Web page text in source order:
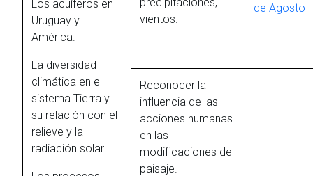
Los acuíferos en
Uruguay y
América.
La diversidad
climática en el
sistema Tierra y
su relación con el
relieve y la
radiación solar.
precipitaciones,
vientos.
de Agosto
Reconocer la
influencia de las
acciones humanas
en las
modificaciones del
paisaje.